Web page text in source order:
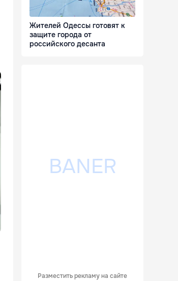
Жителей Одессы готовят к
защите города от
российского десанта
Разместить рекламу на сайте